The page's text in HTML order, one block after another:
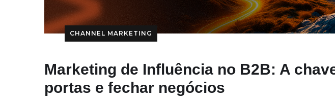
CHANNEL MARKETING
Marketing de Influência no B2B: A
portas e fechar negócios